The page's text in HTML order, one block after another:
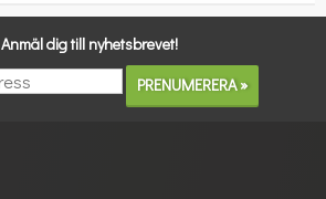
Anmäl dig till nyhetsbrevet!